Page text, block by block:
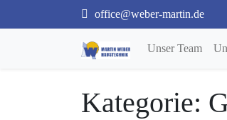
office@weber-martin.de
Unser Team
Kategorie: